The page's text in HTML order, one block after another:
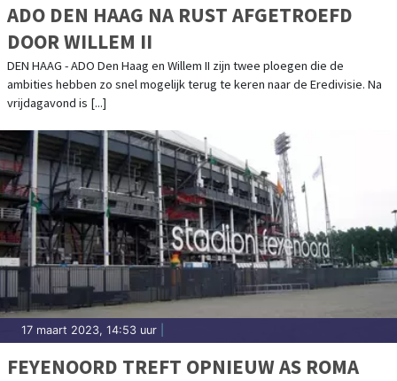
ADO DEN HAAG NA RUST AFGETROEFD
DOOR WILLEM II
DEN HAAG - ADO Den Haag en Willem II zijn twee ploegen die de
ambities hebben zo snel mogelijk terug te keren naar de Eredivisie. Na
vrijdagavond is [...]
17 maart 2023, 14:53 uur
FEYENOORD TREFT OPNIEUW AS ROMA